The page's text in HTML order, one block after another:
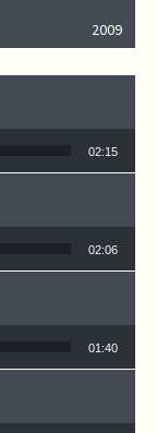
2009
02:15
02:06
01:40